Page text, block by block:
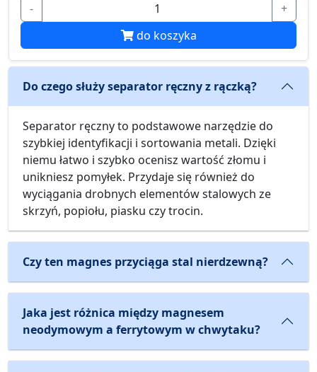
-
+
do koszyka
Do czego służy separator ręczny z rączką?
Separator ręczny to podstawowe narzędzie do
szybkiej identyfikacji i sortowania metali. Dzięki
niemu łatwo i szybko ocenisz wartość złomu i
unikniesz pomyłek. Przydaje się również do
wyciągania drobnych elementów stalowych ze
skrzyń, popiołu, piasku czy trocin.
Czy ten magnes przyciąga stal nierdzewną?
Jaka jest różnica między magnesem
neodymowym a ferrytowym w chwytaku?